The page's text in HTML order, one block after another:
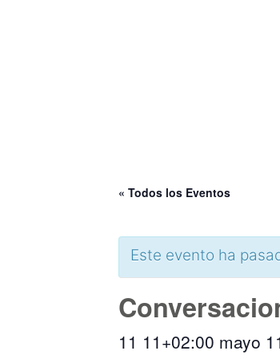
« Todos los Eventos
Este evento ha
11 11+02:00 mayo